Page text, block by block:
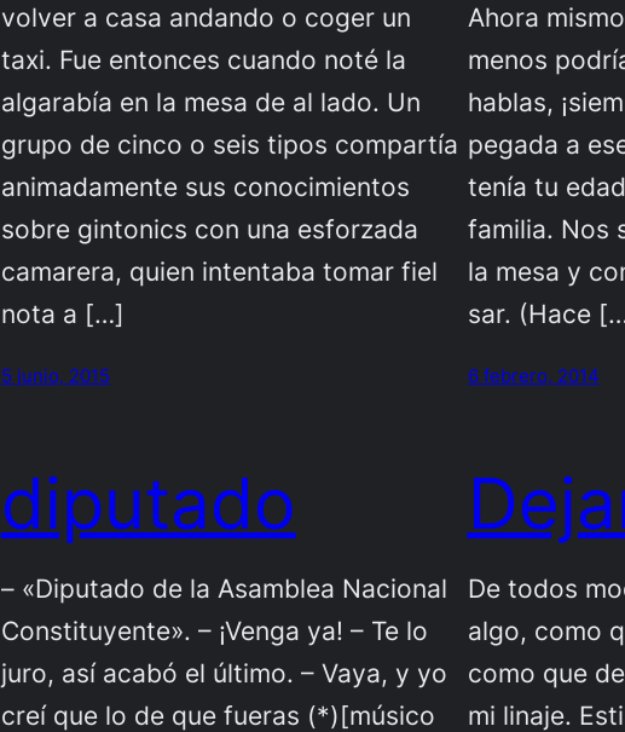
volver a casa andando o coger un
taxi. Fue entonces cuando noté la
algarabía en la mesa de al lado. Un
grupo de cinco o seis tipos compartía
animadamente sus conocimientos
sobre gintonics con una esforzada
camarera, quien intentaba tomar fiel
nota a […]
5 junio, 2015
Ahora
menos
hablas,
pegada a
tenía tu
familia. Nos
la mesa y
sar. (Hace
6 febrero, 2014
diputado
– «Diputado de la Asamblea Nacional
Constituyente». – ¡Venga ya! – Te lo
juro, así acabó el último. – Vaya, y yo
creí que lo de que fueras (*)[músico
De todos
algo, como
como que
mi linaje.